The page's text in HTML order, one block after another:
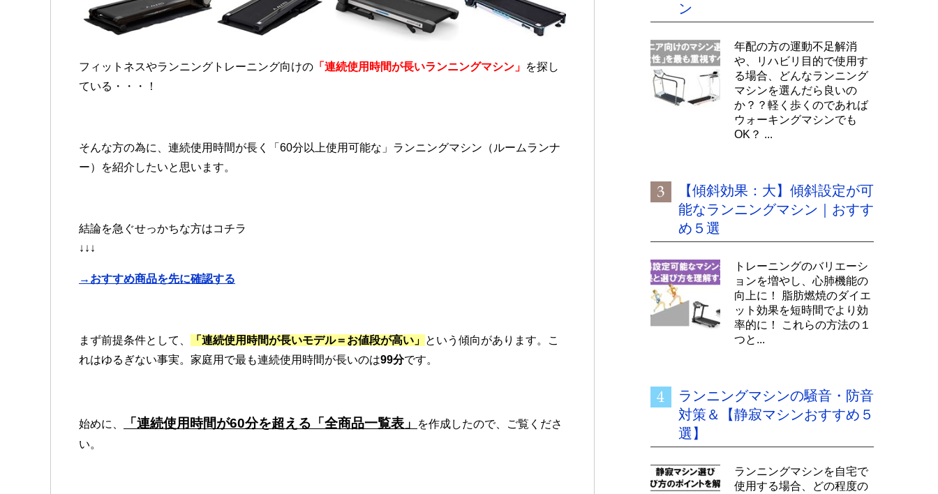
フィットネスやランニングトレーニング向けの 「連続使用時間が長いランニングマシン」 を探し
ている・・・！
そんな方の為に、連続使用時間が長く「60分以上使用可能な」ランニングマシン（ルームランナ
ー）を紹介したいと思います。
結論を急ぐせっかちな方はコチラ
↓↓↓
→おすすめ商品を先に確認する
まず前提条件として、 「連続使用時間が長いモデル＝お値段が高い」 という傾向があります。こ
れはゆるぎない事実。家庭用で最も連続使用時間が長いのは99分です。
始めに、 「連続使用時間が60分を超える「全商品一覧表」
を作成したので、ご覧くださ
い。
ン
年配の方の運動不足解消
や、リハビリ目的で使用す
る場合、どんなランニング
マシンを選んだら良いの
か？？軽く歩くのであれば
ウォーキングマシンでも
OK？ ...
【傾斜効果：大】傾斜設定が可
能なランニングマシン｜おすす
め５選
トレーニングのバリエーシ
ョンを増やし、心肺機能の
向上に！ 脂肪燃焼のダイエ
ット効果を短時間でより効
率的に！ これらの方法の１
つと...
ランニングマシンの騒音・防音
対策＆【静寂マシンおすすめ５
選】
ランニングマシンを自宅で
使用する場合、どの程度の